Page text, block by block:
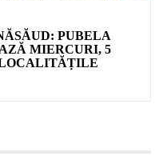
PUBELA
MIERCURI, 5